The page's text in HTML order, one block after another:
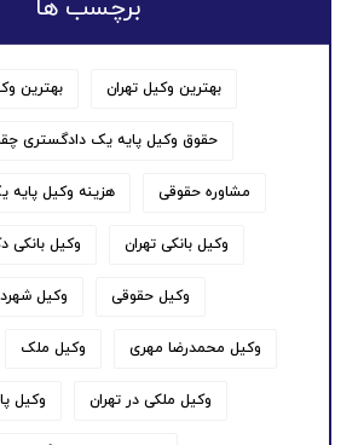
برچسب ها
بهترین وکیل تهران بهترین
حقوق وکیل پایه یک دادگستری
مشاوره حقوقی هزینه وکیل پایه
وکیل بانکی تهران وکیل بانکی
وکیل حقوقی وکیل
وکیل محمدرضا مهری وکیل ملک
وکیل ملکی در تهران وکیل